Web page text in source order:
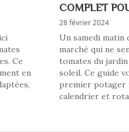
Ce
en
COMPLET
28 février 2024
Un samedi matin
marché qui ne
tomates du
soleil. Ce guide
premier potager
calendrier et